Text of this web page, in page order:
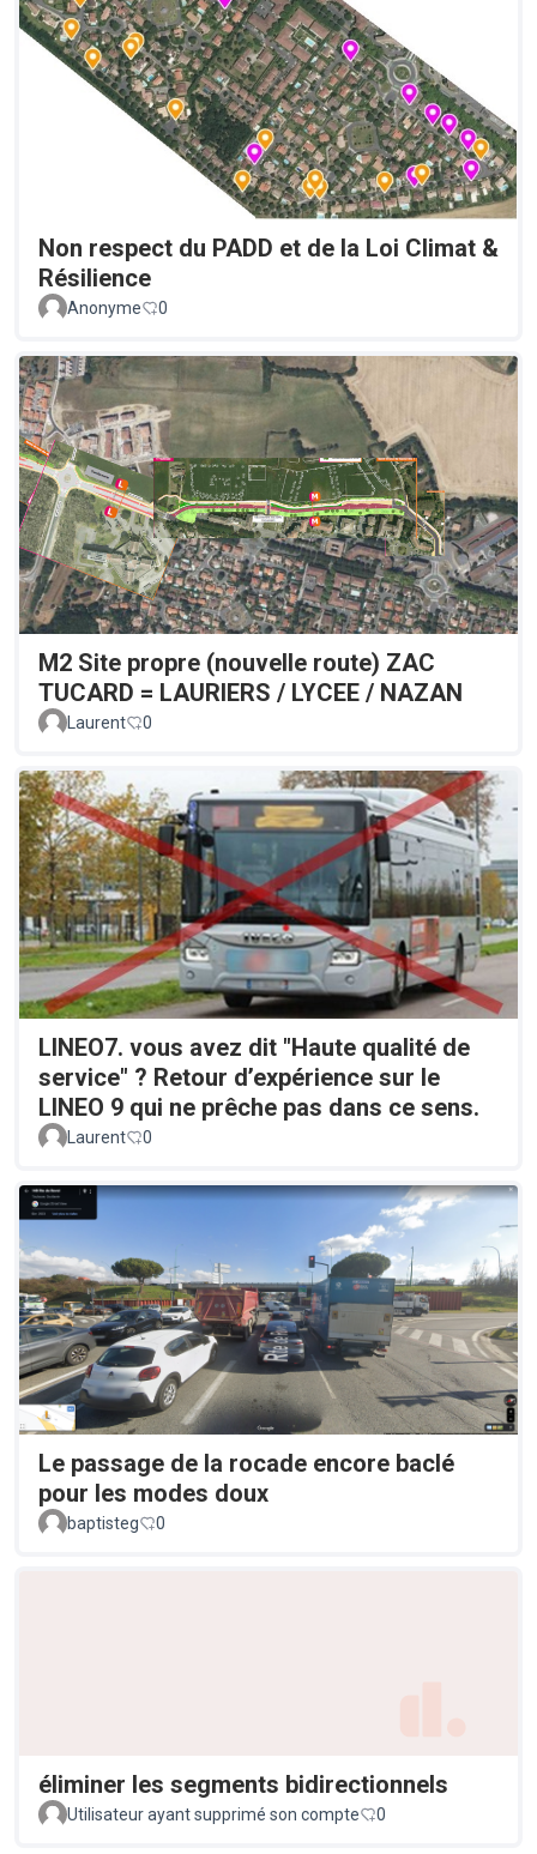
Non respect du PADD et de la Loi Climat &
Résilience
Anonyme 0
M2 Site propre (nouvelle route) ZAC
TUCARD = LAURIERS / LYCEE / NAZAN
Laurent 0
LINEO7. vous avez dit "Haute qualité de
service" ? Retour d’expérience sur le
LINEO 9 qui ne prêche pas dans ce sens.
Laurent 0
Le passage de la rocade encore baclé
pour les modes doux
baptisteg 0
éliminer les segments bidirectionnels
Utilisateur ayant supprimé son compte 0